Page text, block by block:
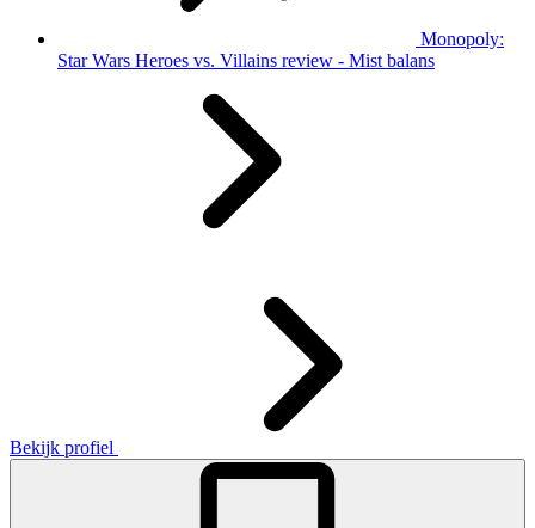
Monopoly:
Star Wars Heroes vs. Villains review - Mist balans
Bekijk profiel